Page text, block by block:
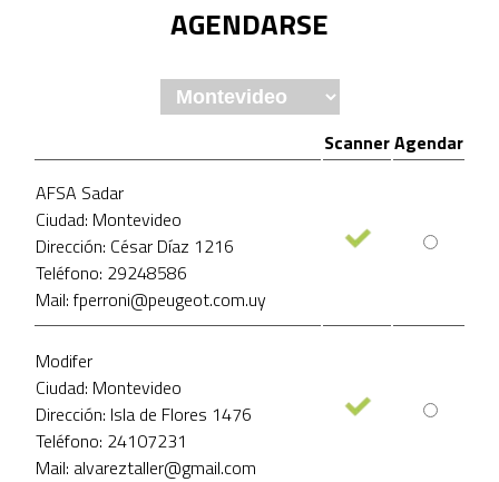
AGENDARSE
ScannerAgendar
AFSA Sadar
Ciudad: Montevideo
Dirección: César Díaz 1216
Teléfono: 29248586
Mail: fperroni@peugeot.com.uy
Modifer
Ciudad: Montevideo
Dirección: Isla de Flores 1476
Teléfono: 24107231
Mail: alvareztaller@gmail.com